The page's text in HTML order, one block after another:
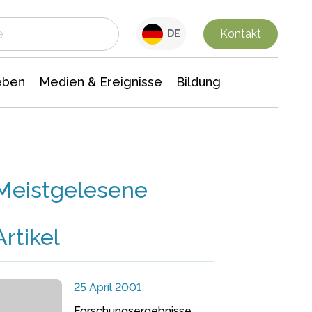
DE Kontakt
Medien & Ereignisse Bildung
25 April 2001